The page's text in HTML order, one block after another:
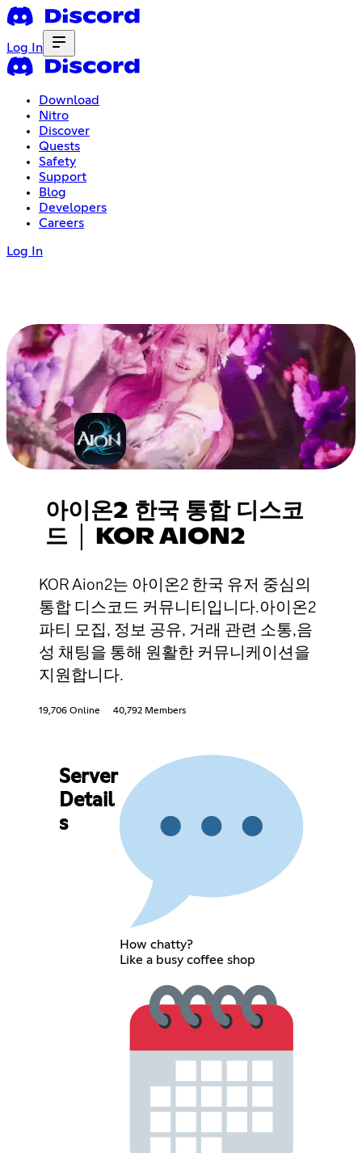
Log In
Download
Nitro
Discover
Quests
Safety
Support
Blog
Developers
Careers
Log In
아이온2 한국 통합 디스코
드 │ KOR AION2
KOR Aion2는 아이온2 한국 유저 중심의
통합 디스코드 커뮤니티입니다.아이온2
파티 모집, 정보 공유, 거래 관련 소통,음
성 채팅을 통해 원활한 커뮤니케이션을
지원합니다.
19,706 Online 40,792 Members
Server
Detail
s
How chatty?
Like a busy coffee shop